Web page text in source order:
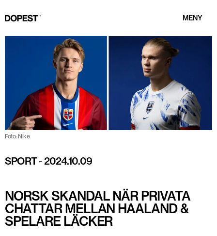
MENY
Foto: Nike
SPORT-2024.10.09
NORSK SKANDAL NÄR PRIVATA
CHATTAR MELLAN HAALAND &
SPELARE LÄCKER